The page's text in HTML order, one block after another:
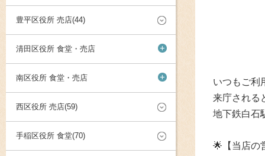
豊平区役所 売店(44)
清田区役所 食堂・売店 +
南区役所 食堂・売店 +
西区役所 売店(59)
手稲区役所 食堂(70)
いつもご利
来庁される
地下鉄白石
🌟 【当店